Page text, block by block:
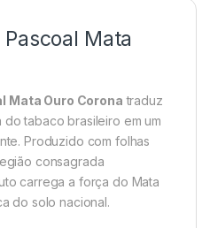
Mata
Mata Ouro Corona traduz
tabaco brasileiro em um
Produzido com folhas
consagrada
carrega a força do Mata
do solo nacional.